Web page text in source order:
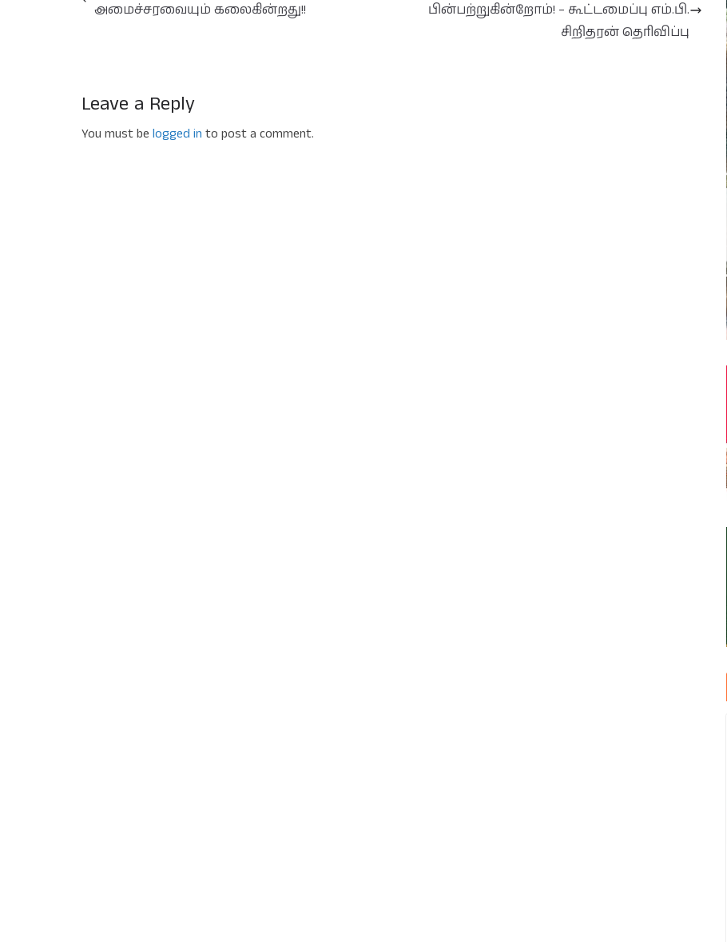
அமைச்சரவையும் கலைகின்றது!!
பின்பற்றுகின்றோம்! – கூட்டமைப்பு எம்.பி.
சிறிதரன் தெரிவிப்பு
Leave a Reply
You must be logged in to post a comment.